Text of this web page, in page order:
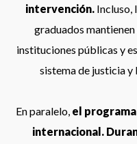
intervención. Incluso,
graduados
instituciones públicas y
sistema de justicia
En paralelo, el
internacional.